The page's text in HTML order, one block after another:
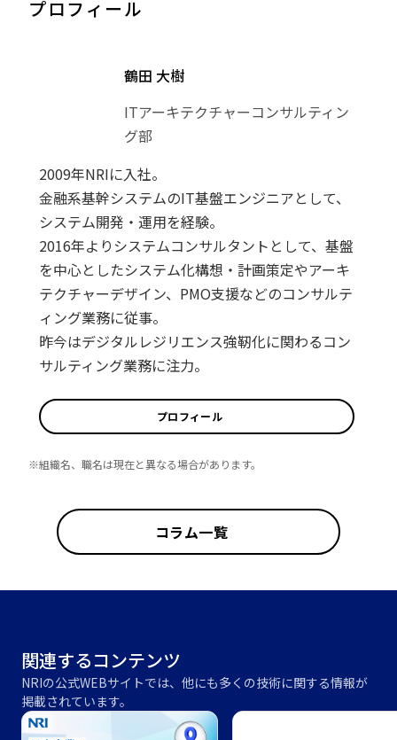
プロフィール
鶴田 大樹
ITアーキテクチャーコンサルティン
グ部
2009年NRIに入社。
金融系基幹システムのIT基盤エンジニアとして、
システム開発・運用を経験。
2016年よりシステムコンサルタントとして、基盤
を中心としたシステム化構想・計画策定やアーキ
テクチャーデザイン、PMO支援などのコンサルテ
ィング業務に従事。
昨今はデジタルレジリエンス強靭化に関わるコン
サルティング業務に注力。
プロフィール
※組織名、職名は現在と異なる場合があります。
コラム一覧
関連するコンテンツ
NRIの公式WEBサイトでは、他にも多くの技術に関する情報が
掲載されています。